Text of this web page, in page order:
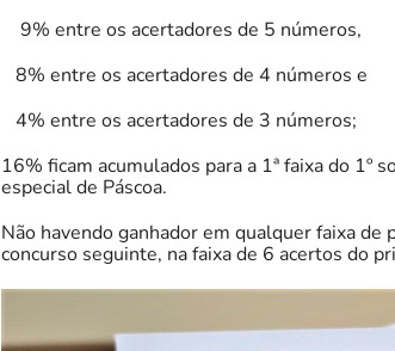
9% entre os acertadores de 5 números,
8% entre os acertadores de 4 números e
4% entre os acertadores de 3 números;
16% ficam acumulados para a 1ª faixa do 1º
especial de Páscoa.
Não havendo ganhador em qualquer faixa de
concurso seguinte, na faixa de 6 acertos do